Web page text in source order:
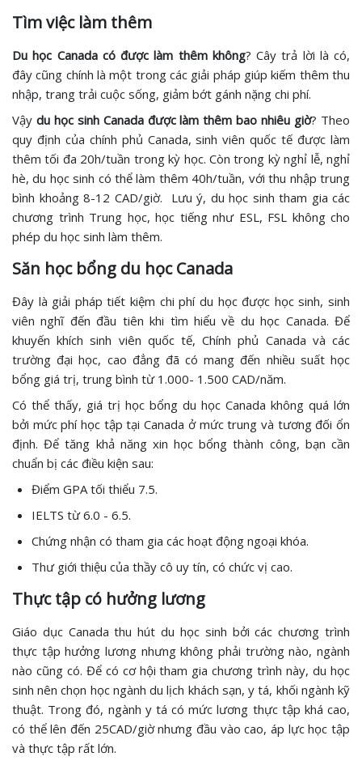
Tìm việc làm thêm
Du học Canada có được làm thêm không? Cây trả lời là có,
đây cũng chính là một trong các giải pháp giúp kiếm thêm thu
nhập, trang trải cuộc sống, giảm bớt gánh nặng chi phí.
Vậy du học sinh Canada được làm thêm bao nhiêu giờ? Theo
quy định của chính phủ Canada, sinh viên quốc tế được làm
thêm tối đa 20h/tuần trong kỳ học. Còn trong kỳ nghỉ lễ, nghỉ
hè, du học sinh có thể làm thêm 40h/tuần, với thu nhập trung
bình khoảng 8-12 CAD/giờ. Lưu ý, du học sinh tham gia các
chương trình Trung học, học tiếng như ESL, FSL không cho
phép du học sinh làm thêm.
Săn học bổng du học Canada
Đây là giải pháp tiết kiệm chi phí du học được học sinh, sinh
viên nghĩ đến đầu tiên khi tìm hiểu về du học Canada. Để
khuyến khích sinh viên quốc tế, Chính phủ Canada và các
trường đại học, cao đẳng đã có mang đến nhiều suất học
bổng giá trị, trung bình từ 1.000- 1.500 CAD/năm.
Có thể thấy, giá trị học bổng du học Canada không quá lớn
bởi mức phí học tập tại Canada ở mức trung và tương đối ổn
định. Để tăng khả năng xin học bổng thành công, bạn cần
chuẩn bị các điều kiện sau:
Điểm GPA tối thiểu 7.5.
IELTS từ 6.0 - 6.5.
Chứng nhận có tham gia các hoạt động ngoại khóa.
Thư giới thiệu của thầy cô uy tín, có chức vị cao.
Thực tập có hưởng lương
Giáo dục Canada thu hút du học sinh bởi các chương trình
thực tập hưởng lương nhưng không phải trường nào, ngành
nào cũng có. Để có cơ hội tham gia chương trình này, du học
sinh nên chọn học ngành du lịch khách sạn, y tá, khối ngành kỹ
thuật. Trong đó, ngành y tá có mức lương thực tập khá cao,
có thể lên đến 25CAD/giờ nhưng đầu vào cao, áp lực học tập
và thực tập rất lớn.